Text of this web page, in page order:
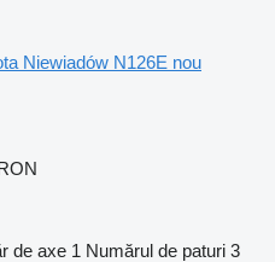
Niewiadów N126E nou
de axe 1 Numărul de paturi 3